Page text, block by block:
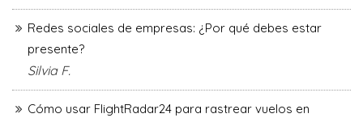
Redes sociales de empresas: ¿Por qué debes estar
presente?
Silvia F.
Cómo usar FlightRadar24 para rastrear vuelos en